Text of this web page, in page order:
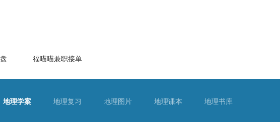
福喵喵兼职接单
地理学案 地理复习 地理图片 地理课本
地理书库